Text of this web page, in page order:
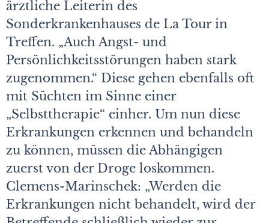
ärztliche Leiterin des
Sonderkrankenhauses de La Tour in
Treffen. „Auch Angst- und
Persönlichkeitsstörungen haben stark
zugenommen.“ Diese gehen ebenfalls oft
mit Süchten im Sinne einer
„Selbsttherapie“ einher. Um nun diese
Erkrankungen erkennen und behandeln
zu können, müssen die Abhängigen
zuerst von der Droge loskommen.
Clemens-Marinschek: „Werden die
Erkrankungen nicht behandelt, wird der